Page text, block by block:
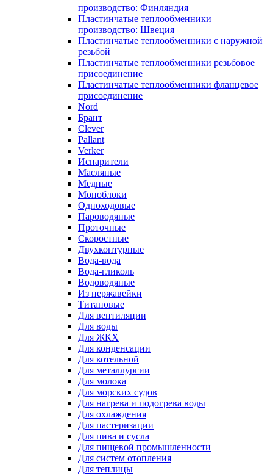
производство: Финляндия
Пластинчатые теплообменники
производство: Швеция
Пластинчатые теплообменники с наружной
резьбой
Пластинчатые теплообменники резьбовое
присоединение
Пластинчатые теплообменники фланцевое
присоединение
Nord
Брант
Clever
Pallant
Verker
Испарители
Масляные
Медные
Моноблоки
Одноходовые
Пароводяные
Проточные
Скоростные
Двухконтурные
Вода-вода
Вода-гликоль
Водоводяные
Из нержавейки
Титановые
Для вентиляции
Для воды
Для ЖКХ
Для конденсации
Для котельной
Для металлургии
Для молока
Для морских судов
Для нагрева и подогрева воды
Для охлаждения
Для пастеризации
Для пива и сусла
Для пищевой промышленности
Для систем отопления
Для теплицы